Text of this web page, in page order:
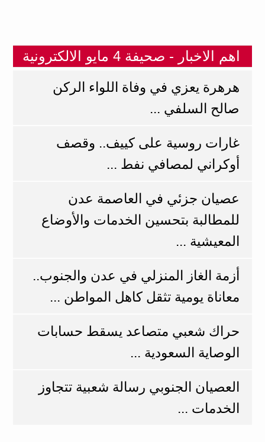
اهم الاخبار - صحيفة 4 مايو الالكترونية
هرهرة يعزي في وفاة اللواء الركن
صالح السلفي ...
غارات روسية على كييف.. وقصف
أوكراني لمصافي نفط ...
عصيان جزئي في العاصمة عدن
للمطالبة بتحسين الخدمات والأوضاع
المعيشية ...
أزمة الغاز المنزلي في عدن والجنوب..
معاناة يومية تثقل كاهل المواطن ...
حراك شعبي متصاعد يسقط حسابات
الوصاية السعودية ...
العصيان الجنوبي رسالة شعبية تتجاوز
الخدمات ...